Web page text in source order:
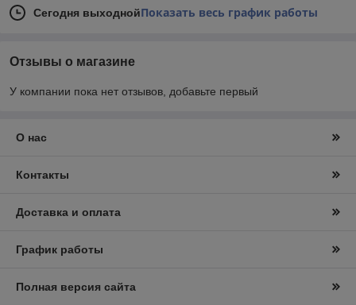
Сегодня выходнойПоказать весь график работы
Отзывы о магазине
У компании пока нет отзывов, добавьте первый
О нас
Контакты
Доставка и оплата
График работы
Полная версия сайта